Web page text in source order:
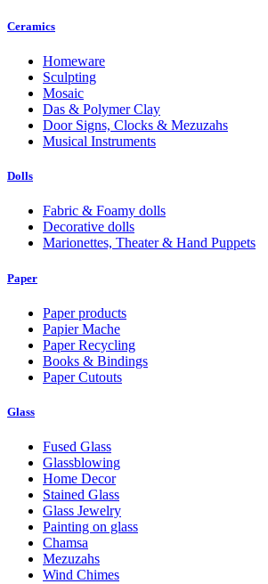
Ceramics
Homeware
Sculpting
Mosaic
Das & Polymer Clay
Door Signs, Clocks & Mezuzahs
Musical Instruments
Dolls
Fabric & Foamy dolls
Decorative dolls
Marionettes, Theater & Hand Puppets
Paper
Paper products
Papier Mache
Paper Recycling
Books & Bindings
Paper Cutouts
Glass
Fused Glass
Glassblowing
Home Decor
Stained Glass
Glass Jewelry
Painting on glass
Chamsa
Mezuzahs
Wind Chimes